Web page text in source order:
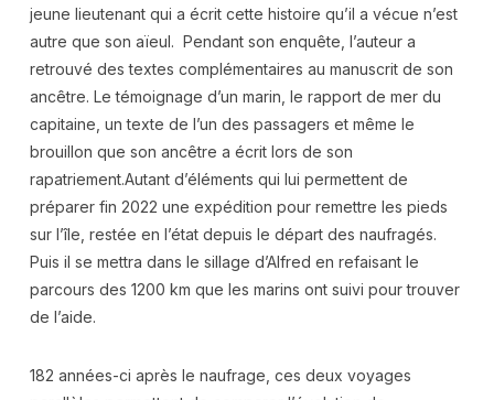
jeune lieutenant qui a écrit cette histoire qu’il a vécue n’est
autre que son aïeul. Pendant son enquête, l’auteur a
retrouvé des textes complémentaires au manuscrit de son
ancêtre. Le témoignage d’un marin, le rapport de mer du
capitaine, un texte de l’un des passagers et même le
brouillon que son ancêtre a écrit lors de son
rapatriement.Autant d’éléments qui lui permettent de
préparer fin 2022 une expédition pour remettre les pieds
sur l’île, restée en l’état depuis le départ des naufragés.
Puis il se mettra dans le sillage d’Alfred en refaisant le
parcours des 1200 km que les marins ont suivi pour trouver
de l’aide.
182 années-ci après le naufrage, ces deux voyages